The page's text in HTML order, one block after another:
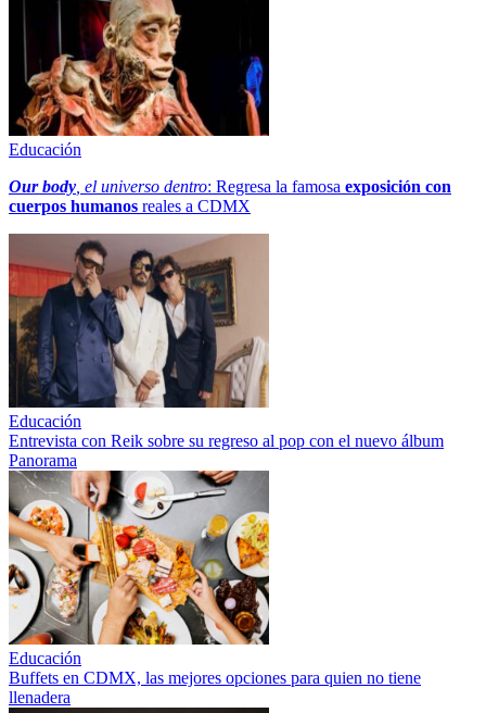
Educación
Our body , el universo dentro: Regresa la famosa exposición con
cuerpos humanos reales a CDMX
Educación
Entrevista con Reik sobre su regreso al pop con el nuevo álbum
Panorama
Educación
Buffets en CDMX, las mejores opciones para quien no tiene
llenadera